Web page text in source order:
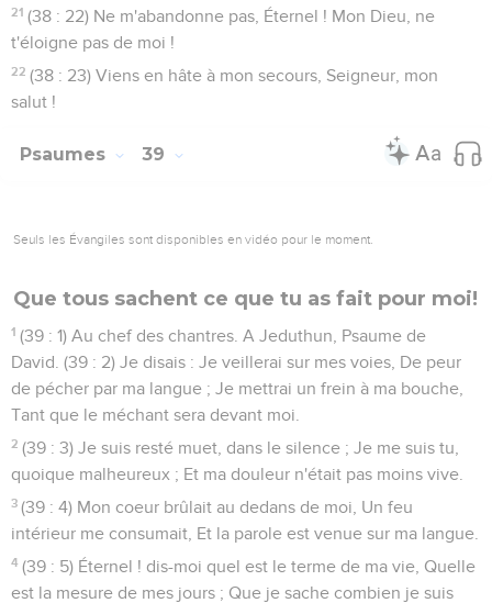
21 (38 : 22) Ne m'abandonne pas, Éternel ! Mon Dieu, ne
t'éloigne pas de moi !
22 (38 : 23) Viens en hâte à mon secours, Seigneur, mon
salut !
Psaumes 39
Seuls les Évangiles sont disponibles en vidéo pour le moment.
Que tous sachent ce que tu as fait pour moi!
1 (39 : 1) Au chef des chantres. A Jeduthun, Psaume de
David. (39 : 2) Je disais : Je veillerai sur mes voies, De peur
de pécher par ma langue ; Je mettrai un frein à ma bouche,
Tant que le méchant sera devant moi.
2 (39 : 3) Je suis resté muet, dans le silence ; Je me suis tu,
quoique malheureux ; Et ma douleur n'était pas moins vive.
3 (39 : 4) Mon coeur brûlait au dedans de moi, Un feu
intérieur me consumait, Et la parole est venue sur ma langue.
4 (39 : 5) Éternel ! dis-moi quel est le terme de ma vie, Quelle
est la mesure de mes jours ; Que je sache combien je suis